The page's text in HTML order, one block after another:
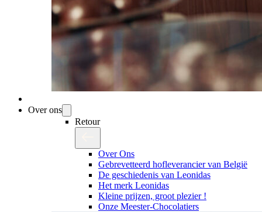
Over ons
Retour
Over Ons
Gebrevetteerd hofleverancier van België
De geschiedenis van Leonidas
Het merk Leonidas
Kleine prijzen, groot plezier !
Onze Meester-Chocolatiers